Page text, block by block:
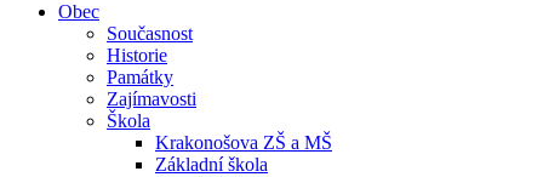
Obec
Současnost
Historie
Památky
Zajímavosti
Škola
Krakonošova ZŠ a MŠ
Základní škola